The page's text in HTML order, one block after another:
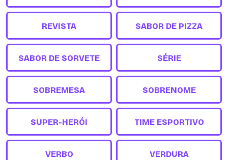
REVISTA SABOR DE PIZZA
SABOR DE SORVETE SÉRIE
SOBREMESA SOBRENOME
SUPER-HERÓI TIME ESPORTIVO
VERBO VERDURA